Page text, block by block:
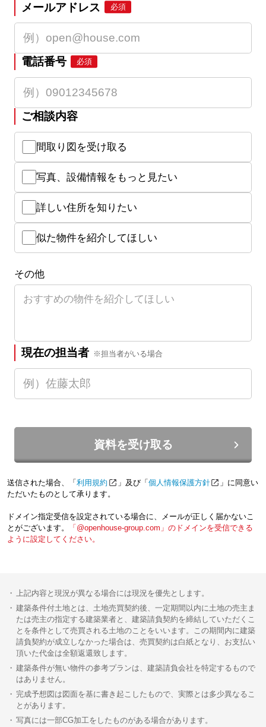
メールアドレス 必須
電話番号 必須
ご相談内容
間取り図を受け取る
写真、設備情報をもっと見たい
詳しい住所を知りたい
似た物件を紹介してほしい
その他
現在の担当者 ※担当者がいる場合
資料を受け取る
送信された場合、「 利用規約 」及び「 個人情報保護方針
」に同意い
ただいたものとして承ります。
ドメイン指定受信を設定されている場合に、メールが正しく届かないこ
とがございます。
「@openhouse-group.com」のドメインを受信できる
ように設定してください。
上記内容と現況が異なる場合には現況を優先とします。
建築条件付土地とは、土地売買契約後、一定期間以内に土地の売主ま
たは売主の指定する建築業者と、建築請負契約を締結していただくこ
とを条件として売買される土地のことをいいます。この期間内に建築
請負契約が成立しなかった場合は、売買契約は白紙となり、お支払い
頂いた代金は全額返還致します。
建築条件が無い物件の参考プランは、建築請負会社を特定するもので
はありません。
完成予想図は図面を基に書き起こしたもので、実際とは多少異なるこ
とがあります。
写真には一部CG加工をしたものがある場合があります。